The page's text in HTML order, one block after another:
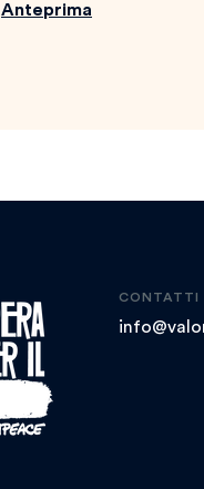
Anteprima
CONTATTI